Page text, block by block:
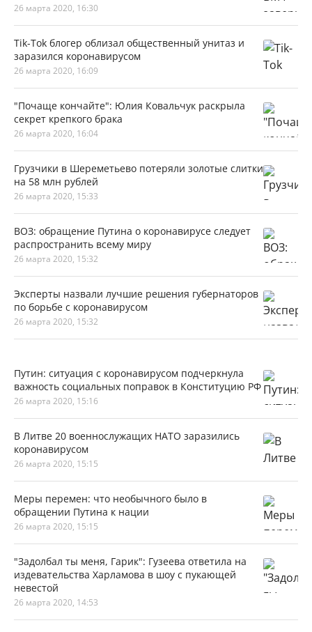
26 марта 2020, 16:30
Tik-Tok блогер облизал общественный унитаз и
заразился коронавирусом
26 марта 2020, 16:09
"Почаще кончайте": Юлия Ковальчук раскрыла
секрет крепкого брака
26 марта 2020, 16:04
Грузчики в Шереметьево потеряли золотые слитки
на 58 млн рублей
26 марта 2020, 15:33
ВОЗ: обращение Путина о коронавирусе следует
распространить всему миру
26 марта 2020, 15:32
Эксперты назвали лучшие решения губернаторов
по борьбе с коронавирусом
26 марта 2020, 15:32
Путин: ситуация с коронавирусом подчеркнула
важность социальных поправок в Конституцию РФ
26 марта 2020, 15:16
В Литве 20 военнослужащих НАТО заразились
коронавирусом
26 марта 2020, 15:15
Меры перемен: что необычного было в
обращении Путина к нации
26 марта 2020, 15:15
"Задолбал ты меня, Гарик": Гузеева ответила на
издевательства Харламова в шоу с пукающей
невестой
26 марта 2020, 14:53